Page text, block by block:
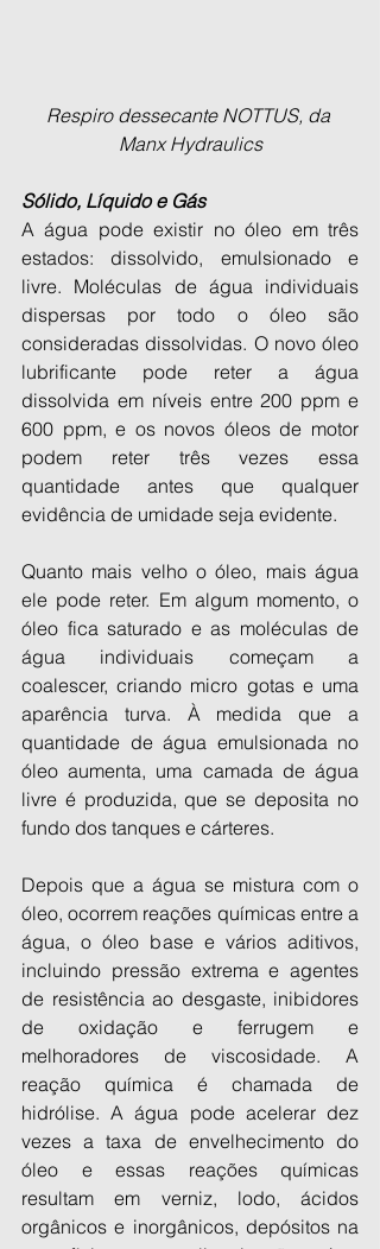
Respiro dessecante NOTTUS, da
Manx Hydraulics
Sólido, Líquido e Gás
A água pode existir no óleo em três
estados: dissolvido, emulsionado e
livre. Moléculas de água individuais
dispersas por todo o óleo são
consideradas dissolvidas. O novo óleo
lubrificante pode reter a água
dissolvida em níveis entre 200 ppm e
600 ppm, e os novos óleos de motor
podem reter três vezes essa
quantidade antes que qualquer
evidência de umidade seja evidente.
Quanto mais velho o óleo, mais água
ele pode reter. Em algum momento, o
óleo fica saturado e as moléculas de
água individuais começam a
coalescer, criando micro gotas e uma
aparência turva. À medida que a
quantidade de água emulsionada no
óleo aumenta, uma camada de água
livre é produzida, que se deposita no
fundo dos tanques e cárteres.
Depois que a água se mistura com o
óleo, ocorrem reações químicas entre a
água, o óleo base e vários aditivos,
incluindo pressão extrema e agentes
de resistência ao desgaste, inibidores
de oxidação e ferrugem e
melhoradores de viscosidade. A
reação química é chamada de
hidrólise. A água pode acelerar dez
vezes a taxa de envelhecimento do
óleo e essas reações químicas
resultam em verniz, lodo, ácidos
orgânicos e inorgânicos, depósitos na